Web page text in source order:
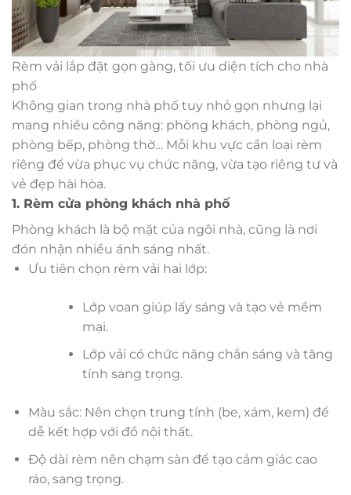
Rèm vải lắp đặt gọn gàng, tối ưu diện tích cho nhà
phố
Không gian trong nhà phố tuy nhỏ gọn nhưng lại
mang nhiều công năng: phòng khách, phòng ngủ,
phòng bếp, phòng thờ… Mỗi khu vực cần loại rèm
riêng để vừa phục vụ chức năng, vừa tạo riêng tư và
vẻ đẹp hài hòa.
1. Rèm cửa phòng khách nhà phố
Phòng khách là bộ mặt của ngôi nhà, cũng là nơi
đón nhận nhiều ánh sáng nhất.
Ưu tiên chọn rèm vải hai lớp:
Lớp voan giúp lấy sáng và tạo vẻ mềm
mại.
Lớp vải có chức năng chắn sáng và tăng
tính sang trọng.
Màu sắc: Nên chọn trung tính (be, xám, kem) để
dễ kết hợp với đồ nội thất.
Độ dài rèm nên chạm sàn để tạo cảm giác cao
ráo, sang trọng.